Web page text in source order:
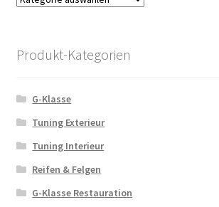
Produkt-Kategorien
G-Klasse
Tuning Exterieur
Tuning Interieur
Reifen & Felgen
G-Klasse Restauration